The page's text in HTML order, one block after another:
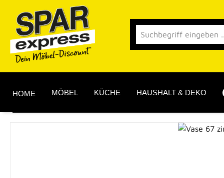
Hauptinhalt springen
Zur Suche springen
Zur Hauptnavigation springen
HOME MÖBEL KÜCHE HAUSHALT & DEKO